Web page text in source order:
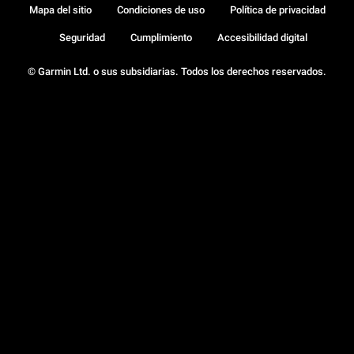
© Garmin Ltd. o sus subsidiarias. Todos los derechos reservados.
Mapa del sitio Condiciones de uso Política de privacidad
Seguridad Cumplimiento Accesibilidad digital